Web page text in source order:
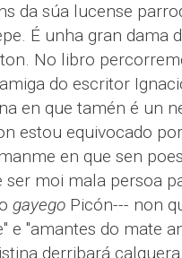
da súa lucense
É unha gran dama
No libro
do escritor
en que tamén é un
estou equivocado
en que sen
ser moi mala persoa
gayegoPicón--- non
e "amantes do mate
derribará